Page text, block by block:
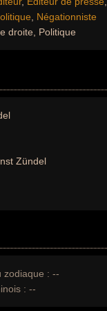
Négationniste
droite, Politique
Zündel
zodiaque : --
: --